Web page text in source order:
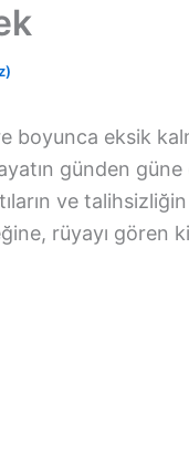
boyunca eksik
günden
ve
rüyayı gören